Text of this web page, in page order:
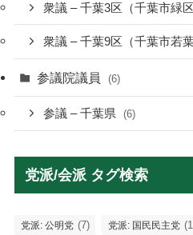
衆議 – 千葉3区（千葉市緑
衆議 – 千葉9区（千葉市若
参議院議員 (6)
参議 – 千葉県 (6)
党派/会派 タグ検索
党派: 公明党 (7) 党派: 国民民主党